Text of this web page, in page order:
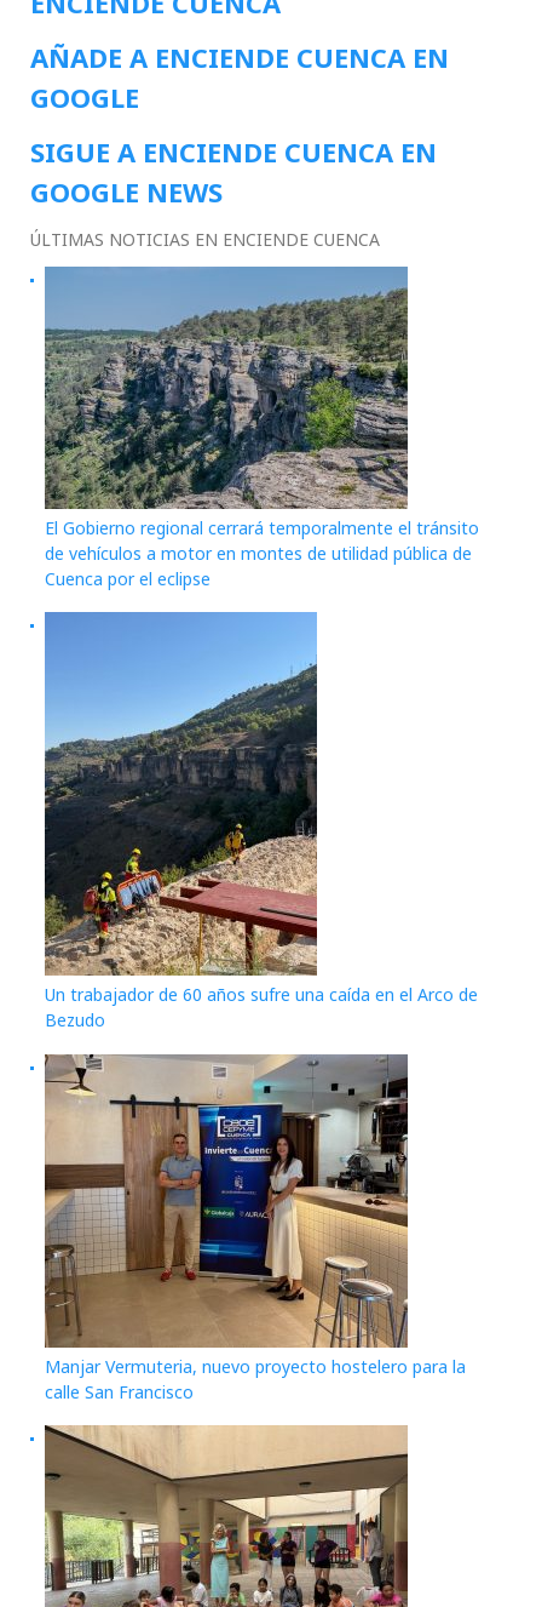
AÑADE A ENCIENDE CUENCA EN
GOOGLE
SIGUE A ENCIENDE CUENCA EN
GOOGLE NEWS
ÚLTIMAS NOTICIAS EN ENCIENDE CUENCA
El Gobierno regional cerrará temporalmente el tránsito
de vehículos a motor en montes de utilidad pública de
Cuenca por el eclipse
Un trabajador de 60 años sufre una caída en el Arco de
Bezudo
Manjar Vermuteria, nuevo proyecto hostelero para la
calle San Francisco